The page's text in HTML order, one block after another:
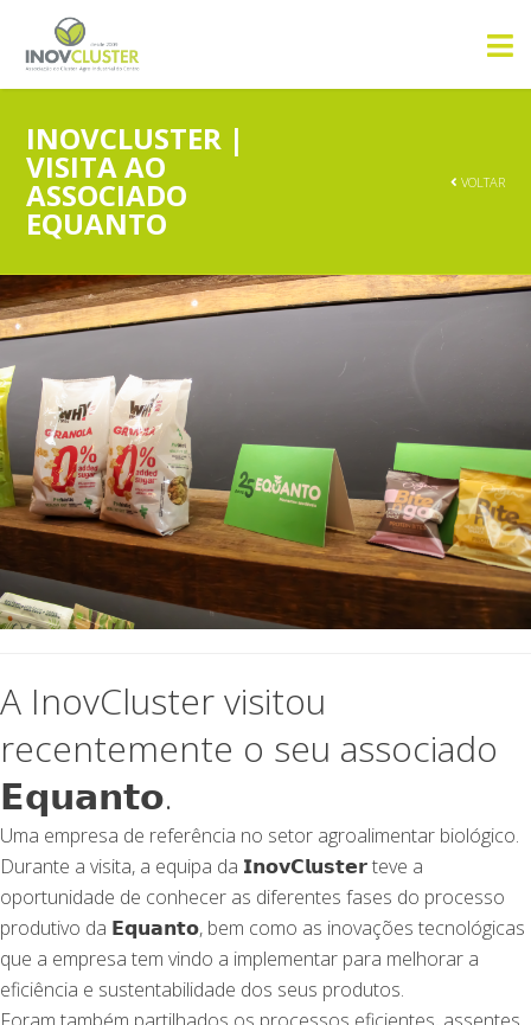
INOVCLUSTER |
VISITA AO
ASSOCIADO
EQUANTO
VOLTAR
A InovClustervisitou
recentemente o seu associado
𝗘𝗾𝘂𝗮𝗻𝘁𝗼.
Uma empresa de referência no setor agroalimentar biológico.
Durante a visita, a equipa da 𝗜𝗻𝗼𝘃𝗖𝗹𝘂𝘀𝘁𝗲𝗿 teve a
oportunidade de conhecer as diferentes fases do processo
produtivo da 𝗘𝗾𝘂𝗮𝗻𝘁𝗼, bem como as inovações tecnológicas
que a empresa tem vindo a implementar para melhorar a
eficiência e sustentabilidade dos seus produtos.